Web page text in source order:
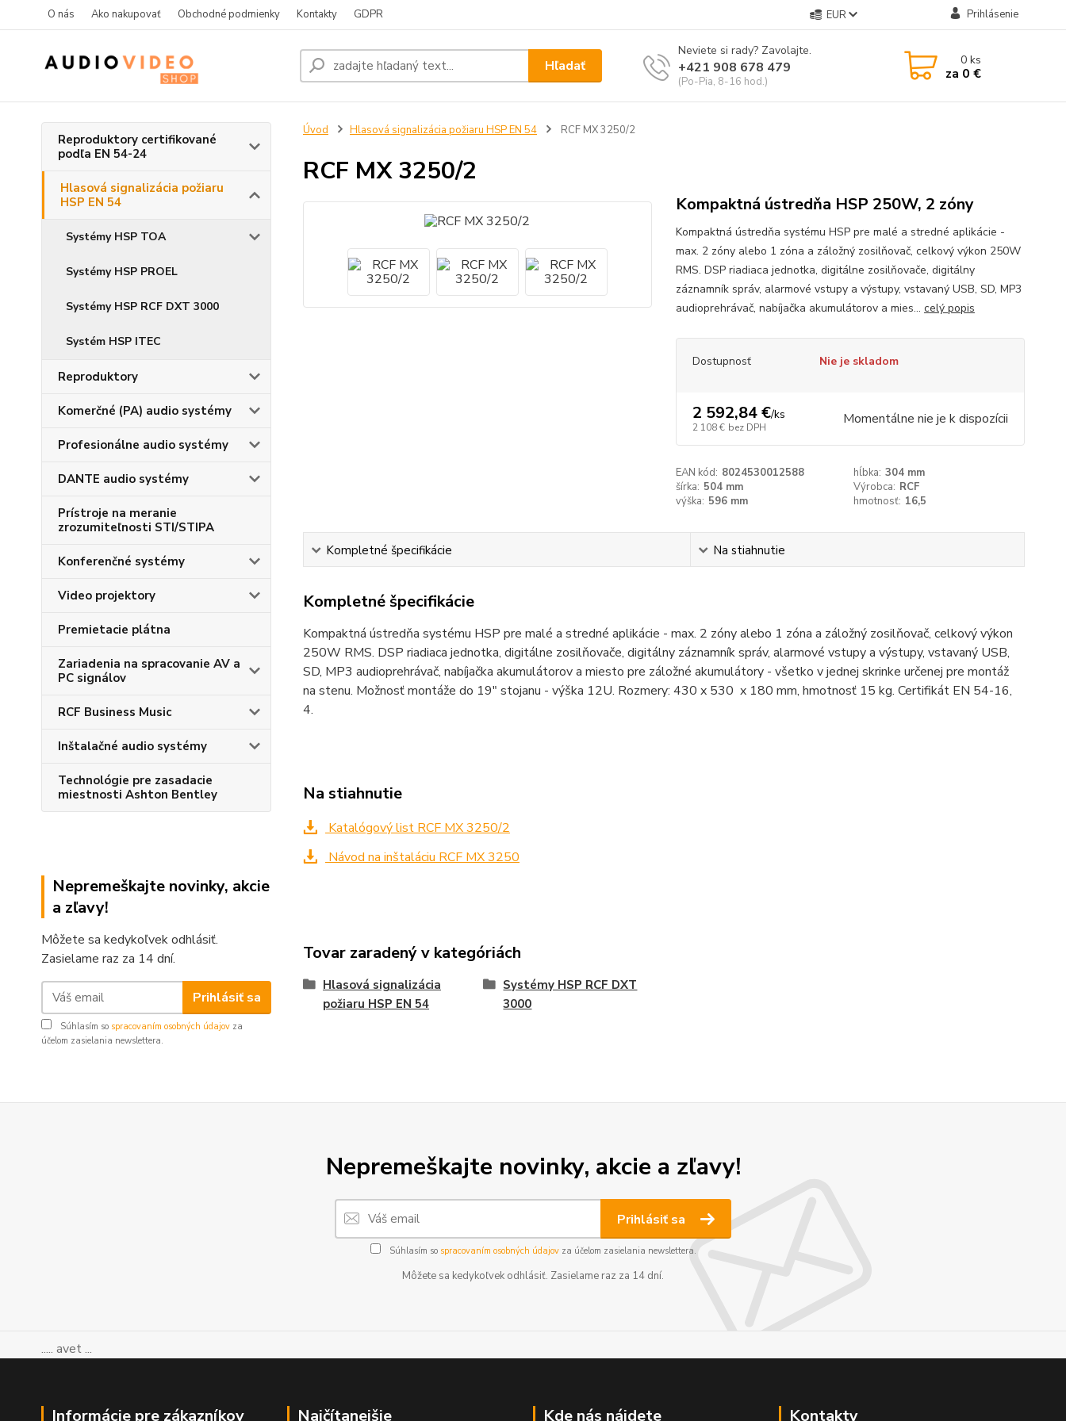
O nás Ako nakupovať Obchodné podmienky Kontakty GDPR EUR Prihlásenie
Hľadať
Neviete si rady? Zavolajte.
+421 908 678 479
(Po-Pia, 8-16 hod.)
0ks
za 0 €
Reproduktory certifikované
podľa EN 54-24
Hlasová signalizácia požiaru
HSP EN 54
Systémy HSP TOA
Systémy HSP PROEL
Systémy HSP RCF DXT 3000
Systém HSP ITEC
Reproduktory
Komerčné (PA) audio systémy
Profesionálne audio systémy
DANTE audio systémy
Prístroje na meranie
zrozumiteľnosti STI/STIPA
Konferenčné systémy
Video projektory
Premietacie plátna
Zariadenia na spracovanie AV a
PC signálov
RCF Business Music
Inštalačné audio systémy
Technológie pre zasadacie
miestnosti Ashton Bentley
Nepremeškajte novinky, akcie
a zľavy!
Môžete sa kedykoľvek odhlásiť.
Zasielame raz za 14 dní.
Prihlásiť sa
Súhlasím so spracovaním osobných údajov za
účelom zasielania newslettera.
Úvod Hlasová signalizácia požiaru HSP EN 54 RCF MX 3250/2
RCF MX 3250/2
Kompaktná ústredňa HSP 250W, 2 zóny
Kompaktná ústredňa systému HSP pre malé a stredné aplikácie -
max. 2 zóny alebo 1 zóna a záložný zosilňovač, celkový výkon 250W
RMS. DSP riadiaca jednotka, digitálne zosilňovače, digitálny
záznamník správ, alarmové vstupy a výstupy, vstavaný USB, SD, MP3
audioprehrávač, nabíjačka akumulátorov a mies... celý popis
Dostupnosť Nie je skladom
2 592,84 €/ks
2 108 € bez DPH Momentálne nie je k dispozícii
EAN kód: 8024530012588 hĺbka: 304 mm
šírka: 504 mm Výrobca: RCF
výška: 596 mm hmotnosť: 16,5
Kompletné špecifikácie Na stiahnutie
Kompletné špecifikácie
Kompaktná ústredňa systému HSP pre malé a stredné aplikácie - max. 2 zóny alebo 1 zóna a záložný zosilňovač, celkový výkon
250W RMS. DSP riadiaca jednotka, digitálne zosilňovače, digitálny záznamník správ, alarmové vstupy a výstupy, vstavaný USB,
SD, MP3 audioprehrávač, nabíjačka akumulátorov a miesto pre záložné akumulátory - všetko v jednej skrinke určenej pre montáž
na stenu. Možnosť montáže do 19" stojanu - výška 12U. Rozmery: 430 x 530 x 180 mm, hmotnosť 15 kg. Certifikát EN 54-16,
4.
Na stiahnutie
Katalógový list RCF MX 3250/2
Návod na inštaláciu RCF MX 3250
Tovar zaradený v kategóriách
Hlasová signalizácia
požiaru HSP EN 54
Systémy HSP RCF DXT
3000
Nepremeškajte novinky, akcie a zľavy!
Prihlásiť sa
Súhlasím so spracovaním osobných údajovza účelom zasielania newslettera.
Môžete sa kedykoľvek odhlásiť. Zasielame raz za 14 dní.
..... avet ...
Informácie pre zákazníkov Najčítanejšie Kde nás nájdete Kontakty